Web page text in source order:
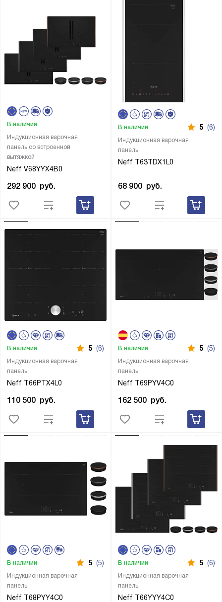
Индукционная варочная
панель со встроенной
вытяжкой
Neff V68YYX4B0
В наличии
292 900 руб.
Индукционная варочная
панель
Neff T63TDX1L0
В наличии 5 (6)
68 900 руб.
Индукционная варочная
панель
Neff T66PTX4L0
В наличии 5 (6)
110 500 руб.
Индукционная варочная
панель
Neff T69PYV4C0
В наличии 5 (5)
162 500 руб.
Индукционная варочная
панель
Neff T68PYY4C0
В наличии 5 (5)
Индукционная варочная
панель
Neff T66YYY4C0
В наличии 5 (6)